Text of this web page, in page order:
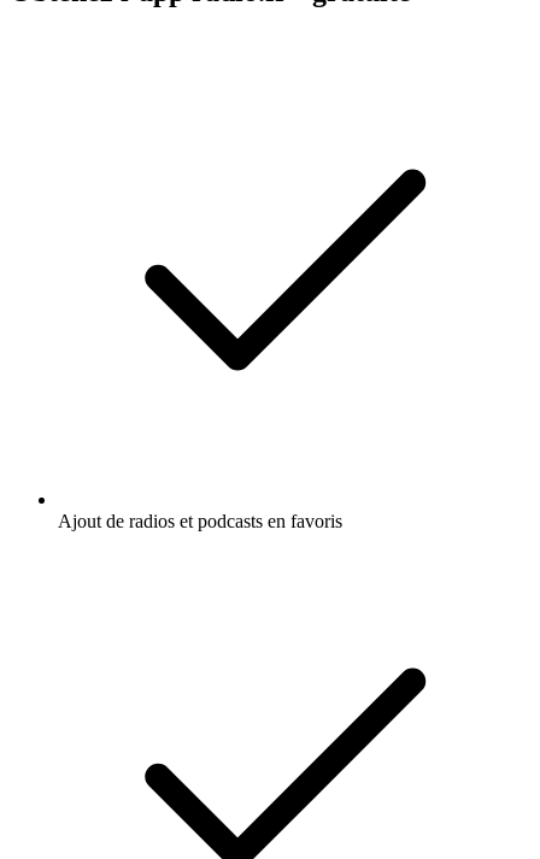
Ajout de radios et podcasts en favoris